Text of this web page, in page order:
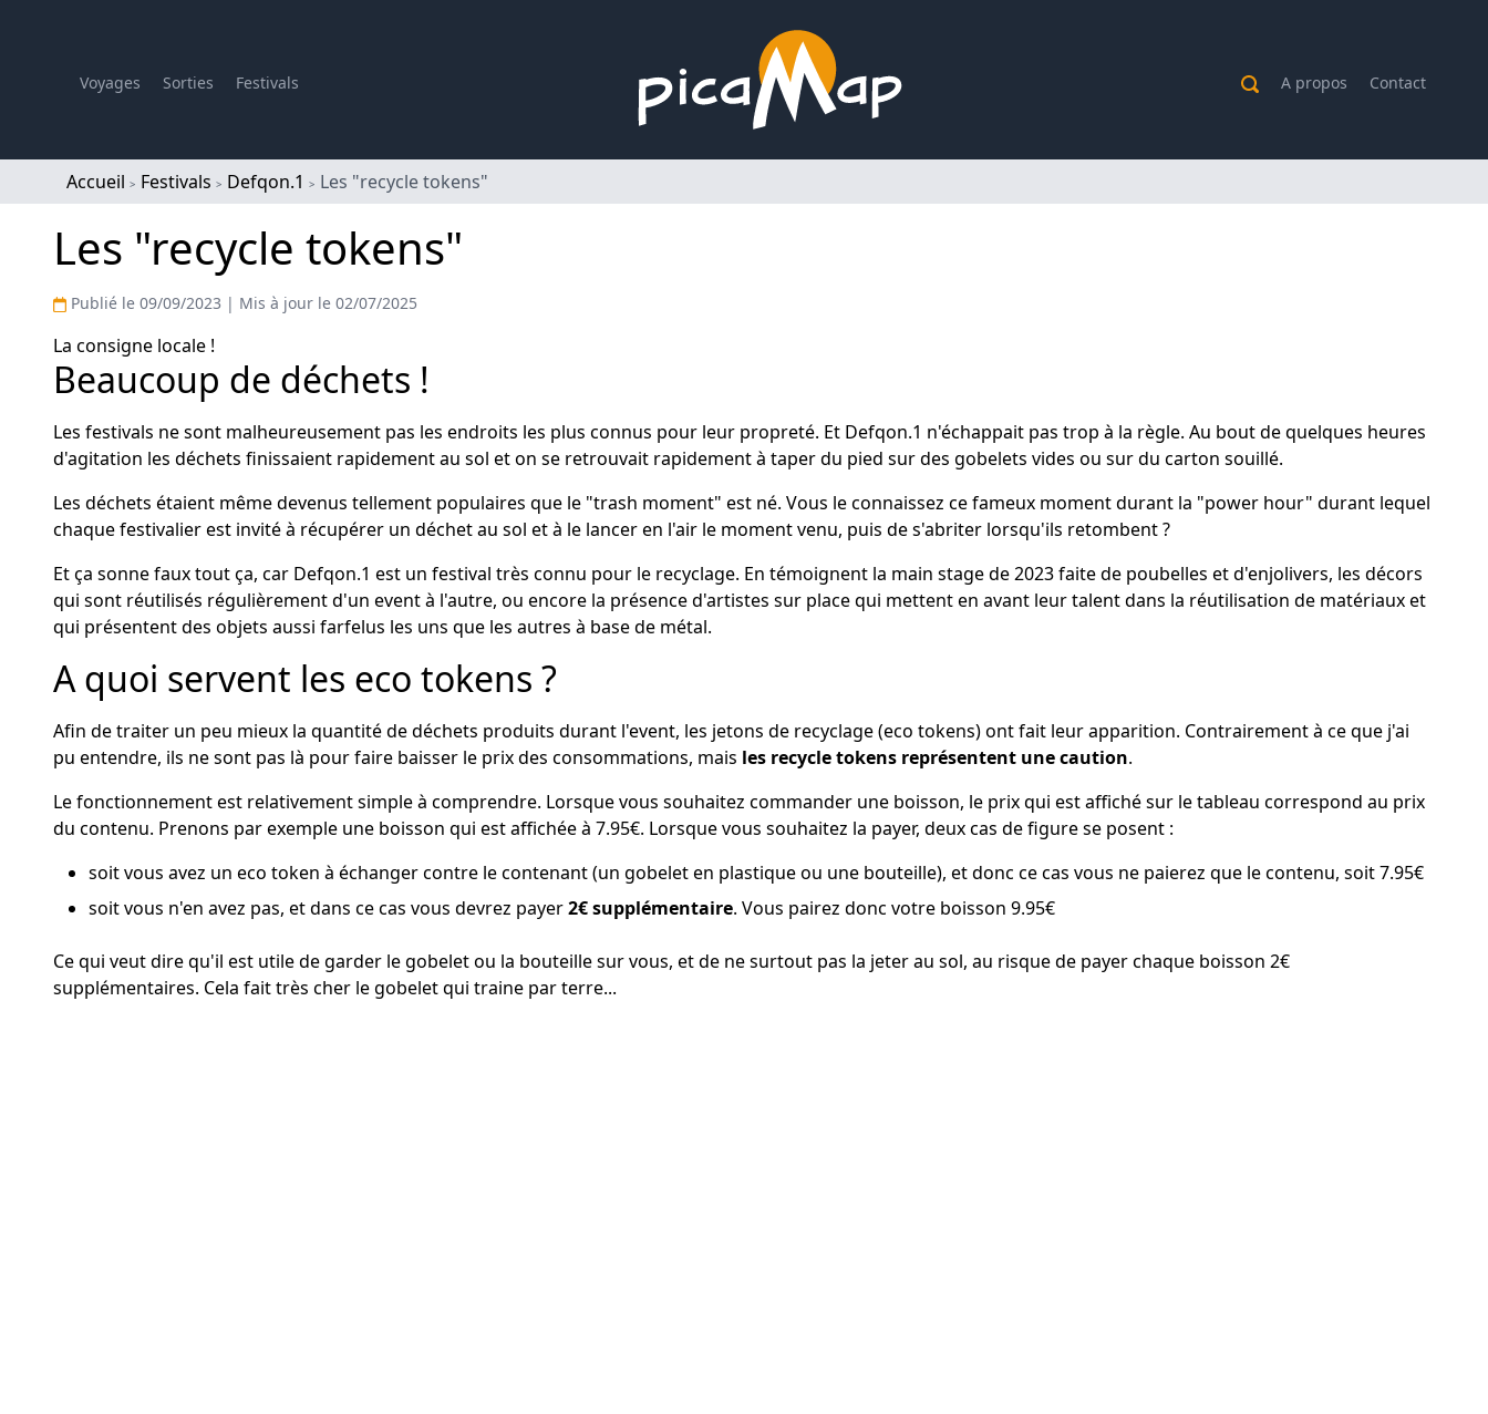
Voyages Sorties Festivals A propos Contact
Accueil Festivals Defqon.1 Les "recycle tokens"
Les "recycle tokens"
Publié le 09/09/2023 | Mis à jour le 02/07/2025
La consigne locale !
Beaucoup de déchets !
Les festivals ne sont malheureusement pas les endroits les plus connus pour leur propreté. Et Defqon.1 n'échappait pas trop à la règle. Au bout de quelques heures
d'agitation les déchets finissaient rapidement au sol et on se retrouvait rapidement à taper du pied sur des gobelets vides ou sur du carton souillé.
Les déchets étaient même devenus tellement populaires que le "trash moment" est né. Vous le connaissez ce fameux moment durant la "power hour" durant lequel
chaque festivalier est invité à récupérer un déchet au sol et à le lancer en l'air le moment venu, puis de s'abriter lorsqu'ils retombent ?
Et ça sonne faux tout ça, car Defqon.1 est un festival très connu pour le recyclage. En témoignent la main stage de 2023 faite de poubelles et d'enjolivers, les décors
qui sont réutilisés régulièrement d'un event à l'autre, ou encore la présence d'artistes sur place qui mettent en avant leur talent dans la réutilisation de matériaux et
qui présentent des objets aussi farfelus les uns que les autres à base de métal.
A quoi servent les eco tokens ?
Afin de traiter un peu mieux la quantité de déchets produits durant l'event, les jetons de recyclage (eco tokens) ont fait leur apparition. Contrairement à ce que j'ai
pu entendre, ils ne sont pas là pour faire baisser le prix des consommations, mais les recycle tokens représentent une caution.
Le fonctionnement est relativement simple à comprendre. Lorsque vous souhaitez commander une boisson, le prix qui est affiché sur le tableau correspond au prix
du contenu. Prenons par exemple une boisson qui est affichée à 7.95€. Lorsque vous souhaitez la payer, deux cas de figure se posent :
soit vous avez un eco token à échanger contre le contenant (un gobelet en plastique ou une bouteille), et donc ce cas vous ne paierez que le contenu, soit 7.95€
soit vous n'en avez pas, et dans ce cas vous devrez payer2€ supplémentaire. Vous pairez donc votre boisson 9.95€
Ce qui veut dire qu'il est utile de garder le gobelet ou la bouteille sur vous, et de ne surtout pas la jeter au sol, au risque de payer chaque boisson 2€
supplémentaires. Cela fait très cher le gobelet qui traine par terre...